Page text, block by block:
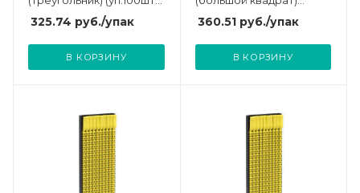
EKF mt-136-t
325.74 руб./упак
В КОРЗИНУ
(уп.100шт) EKF mt-134-bs
360.51руб./упак
В КОРЗИНУ